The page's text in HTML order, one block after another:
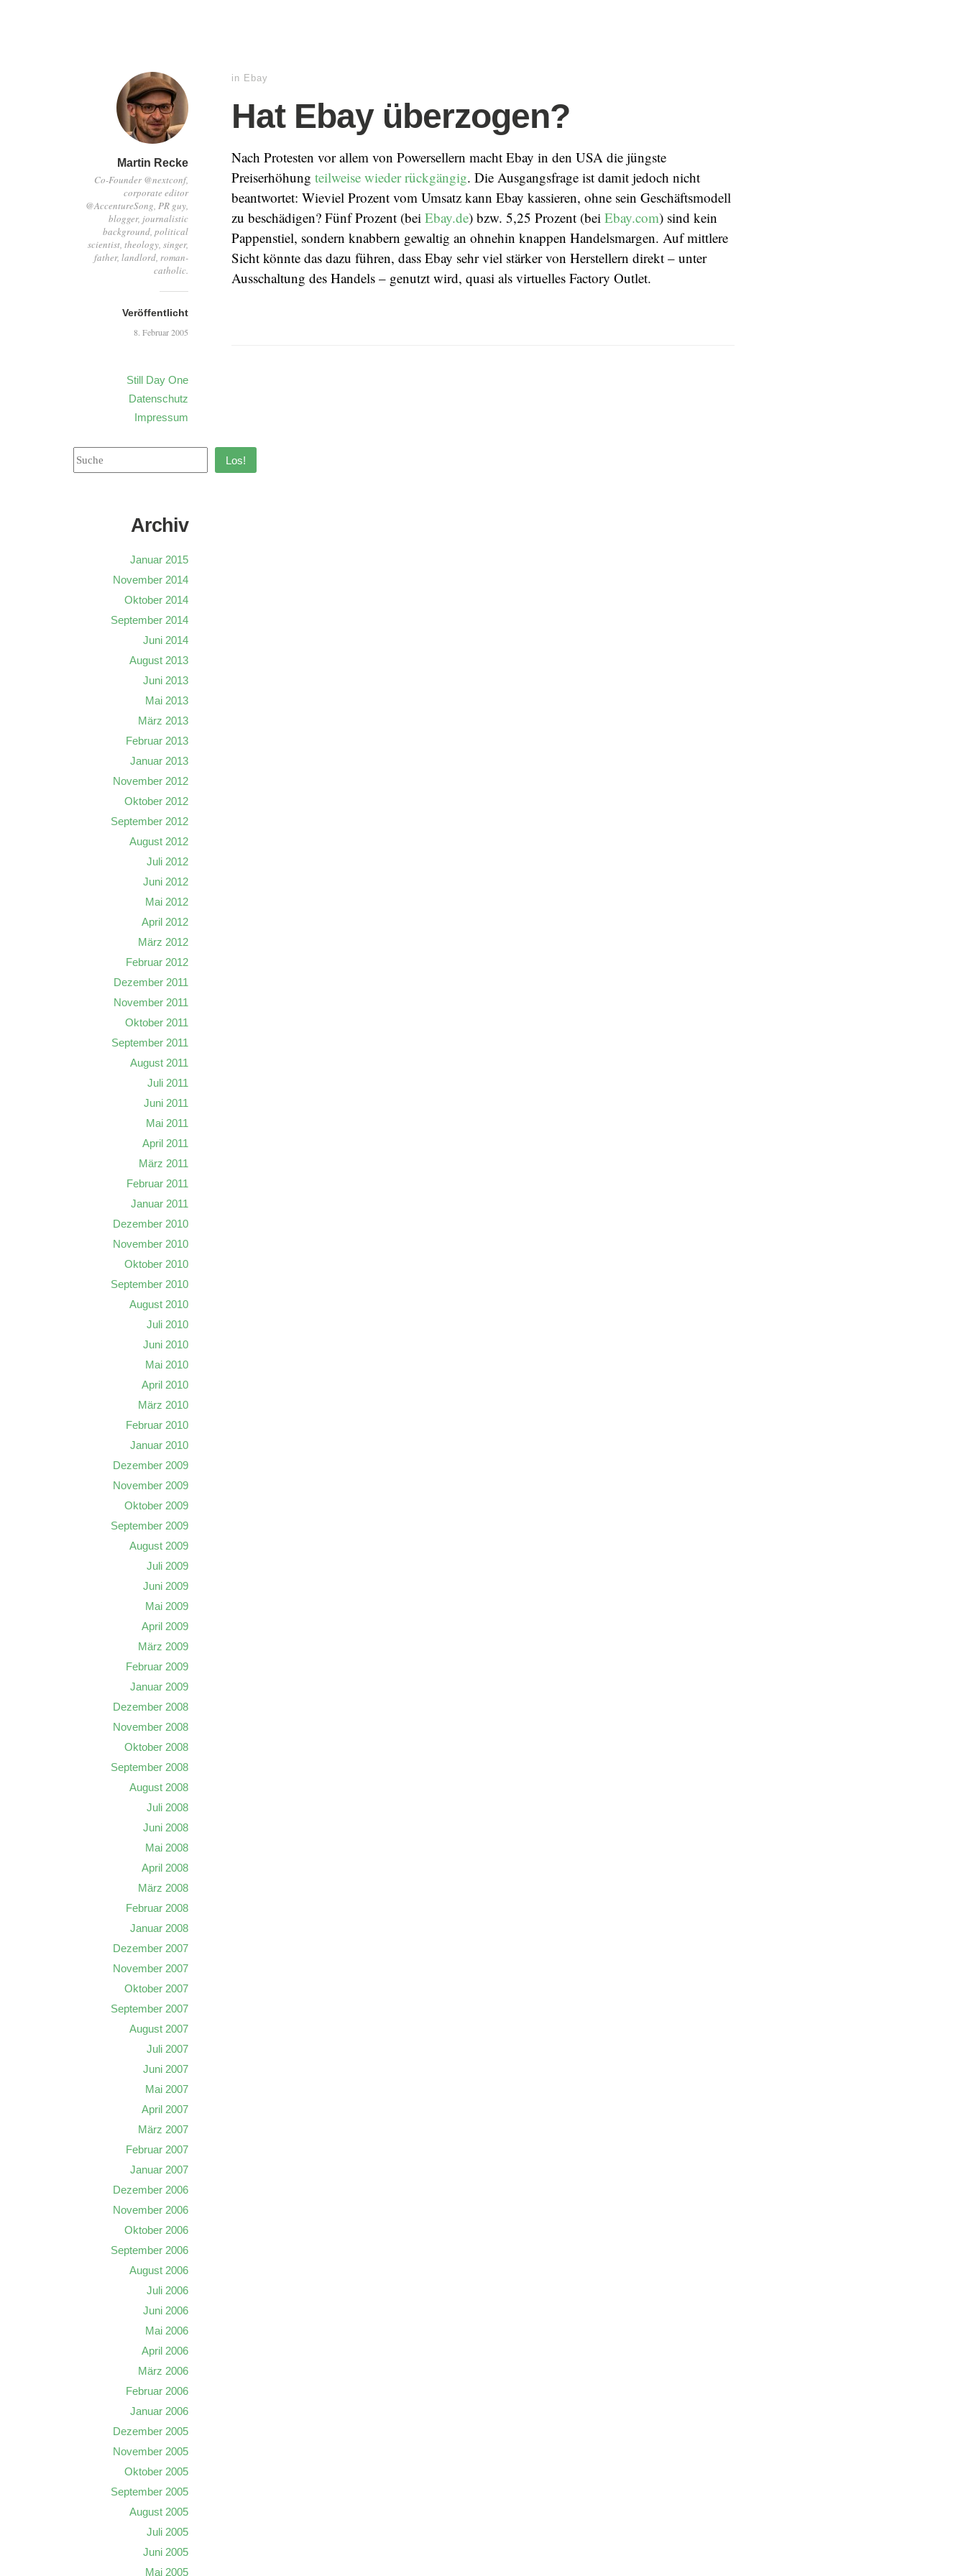
Martin Recke
Co-Founder @nextconf,
corporate editor
@AccentureSong, PR guy,
blogger, journalistic
background, political
scientist, theology, singer,
father, landlord, roman-
catholic.
Veröffentlicht
8. Februar 2005
Still Day One
Datenschutz
Impressum
in Ebay
Hat Ebay überzogen?
Nach Protesten vor allem von Powersellern macht Ebay in den USA die jüngste
Preiserhöhung teilweise wieder rückgängig. Die Ausgangsfrage ist damit jedoch nicht
beantwortet: Wieviel Prozent vom Umsatz kann Ebay kassieren, ohne sein Geschäftsmodell
zu beschädigen? Fünf Prozent (bei Ebay.de) bzw. 5,25 Prozent (bei Ebay.com) sind kein
Pappenstiel, sondern knabbern gewaltig an ohnehin knappen Handelsmargen. Auf mittlere
Sicht könnte das dazu führen, dass Ebay sehr viel stärker von Herstellern direkt – unter
Ausschaltung des Handels – genutzt wird, quasi als virtuelles Factory Outlet.
Los!
Archiv
Januar 2015
November 2014
Oktober 2014
September 2014
Juni 2014
August 2013
Juni 2013
Mai 2013
März 2013
Februar 2013
Januar 2013
November 2012
Oktober 2012
September 2012
August 2012
Juli 2012
Juni 2012
Mai 2012
April 2012
März 2012
Februar 2012
Dezember 2011
November 2011
Oktober 2011
September 2011
August 2011
Juli 2011
Juni 2011
Mai 2011
April 2011
März 2011
Februar 2011
Januar 2011
Dezember 2010
November 2010
Oktober 2010
September 2010
August 2010
Juli 2010
Juni 2010
Mai 2010
April 2010
März 2010
Februar 2010
Januar 2010
Dezember 2009
November 2009
Oktober 2009
September 2009
August 2009
Juli 2009
Juni 2009
Mai 2009
April 2009
März 2009
Februar 2009
Januar 2009
Dezember 2008
November 2008
Oktober 2008
September 2008
August 2008
Juli 2008
Juni 2008
Mai 2008
April 2008
März 2008
Februar 2008
Januar 2008
Dezember 2007
November 2007
Oktober 2007
September 2007
August 2007
Juli 2007
Juni 2007
Mai 2007
April 2007
März 2007
Februar 2007
Januar 2007
Dezember 2006
November 2006
Oktober 2006
September 2006
August 2006
Juli 2006
Juni 2006
Mai 2006
April 2006
März 2006
Februar 2006
Januar 2006
Dezember 2005
November 2005
Oktober 2005
September 2005
August 2005
Juli 2005
Juni 2005
Mai 2005